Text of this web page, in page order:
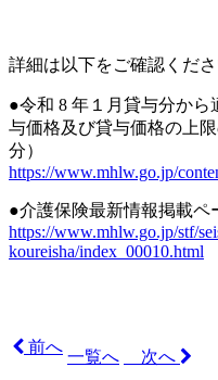
詳細は以下をご確認くださ
●令和 8 年１月貸与分か
与価格及び貸与価格の上
分）
https://www.mhlw.go.jp/
●介護保険最新情報掲載ペ
https://www.mhlw.go.jp/stf/
koureisha/index_00010.html
前へ
一覧へ 次へ